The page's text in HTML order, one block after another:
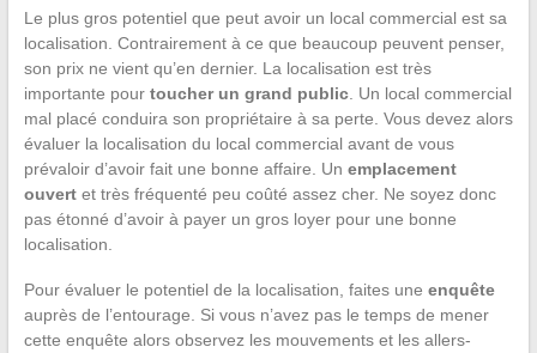
Le plus gros potentiel que peut avoir un local commercial est sa
localisation. Contrairement à ce que beaucoup peuvent penser,
son prix ne vient qu’en dernier. La localisation est très
importante pour toucher un grand public. Un local commercial
mal placé conduira son propriétaire à sa perte. Vous devez alors
évaluer la localisation du local commercial avant de vous
prévaloir d’avoir fait une bonne affaire. Un emplacement
ouvertet très fréquenté peu coûté assez cher. Ne soyez donc
pas étonné d’avoir à payer un gros loyer pour une bonne
localisation.
Pour évaluer le potentiel de la localisation, faites une enquête
auprès de l’entourage. Si vous n’avez pas le temps de mener
cette enquête alors observez les mouvements et les allers-